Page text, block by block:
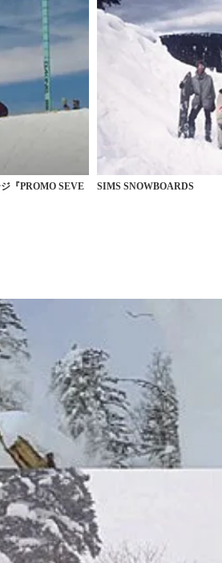
『PROMO SEVE
SIMS SNOWBOARDS